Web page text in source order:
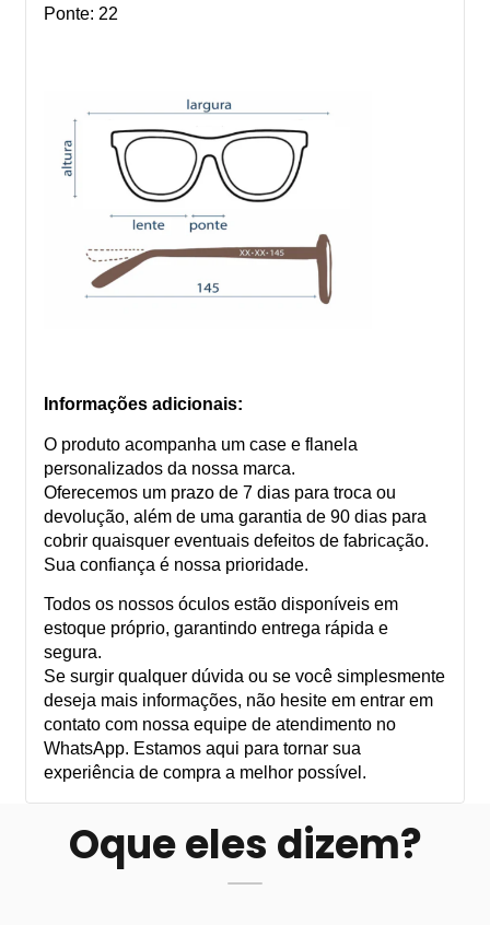
Ponte: 22
Informações adicionais:
O produto acompanha um case e flanela
personalizados da nossa marca.
Oferecemos um prazo de 7 dias para troca ou
devolução, além de uma garantia de 90 dias para
cobrir quaisquer eventuais defeitos de fabricação.
Sua confiança é nossa prioridade.
Todos os nossos óculos estão disponíveis em
estoque próprio, garantindo entrega rápida e
segura.
Se surgir qualquer dúvida ou se você simplesmente
deseja mais informações, não hesite em entrar em
contato com nossa equipe de atendimento no
WhatsApp. Estamos aqui para tornar sua
experiência de compra a melhor possível.
Oque eles dizem?